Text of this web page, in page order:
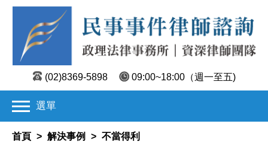
(02)8369-5898 09:00~18:00 （週一至五)
選單
首頁 > 解決事例 > 不當得利